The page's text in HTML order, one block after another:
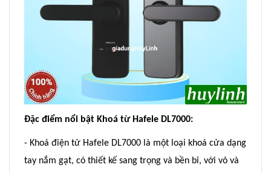
Đặc điểm nổi bật Khoá từ Hafele DL7000:
- Khoá điện tử Hafele DL7000 là một loại khoá cửa dạng
tay nắm gạt, có thiết kế sang trọng và bền bỉ, với vỏ và